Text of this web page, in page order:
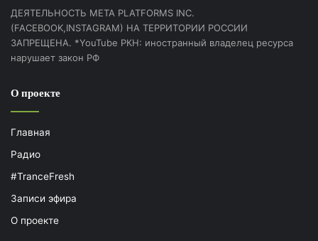
ДЕЯТЕЛЬНОСТЬ МЕТА PLATFORMS INC.
(FACEBOOK,INSTAGRAM) НА ТЕРРИТОРИИ РОССИИ
ЗАПРЕЩЕНА. *YouTube РКН: иностранный владелец ресурса
нарушает закон РФ
О проекте
Главная
Радио
#TranceFresh
Записи эфира
О проекте